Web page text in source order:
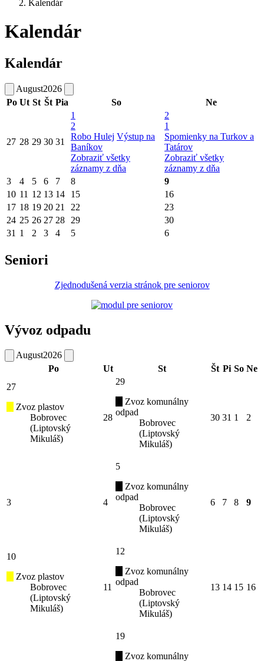
Kalendár
Kalendár
Kalendár
August2026
Po Ut St Št Pia So Ne
27 28 29 30 31
1
2
Robo Hulej Výstup na
Baníkov
Zobraziť všetky
záznamy z dňa
2
1
Spomienky na Turkov a
Tatárov
Zobraziť všetky
záznamy z dňa
3
4 5 6 7 8
9
10 11 12 13 14 15
16
17 18 19 20 21 22
23
24 25 26 27 28 29
30
31 1 2 3 4 5 6
Seniori
Zjednodušená verzia stránok pre seniorov
Vývoz odpadu
August2026
Po
Ut St Št Pi So Ne
27
Zvoz plastov
Bobrovec
(Liptovský
Mikuláš)
28
29
Zvoz komunálny
odpad
Bobrovec
(Liptovský
Mikuláš)
30 31 1 2
3 4
5
Zvoz komunálny
odpad
Bobrovec
(Liptovský
Mikuláš)
6 7 8 9
10
Zvoz plastov
Bobrovec
(Liptovský
Mikuláš)
11
12
Zvoz komunálny
odpad
Bobrovec
(Liptovský
Mikuláš)
13 14 15 16
19
Zvoz komunálny